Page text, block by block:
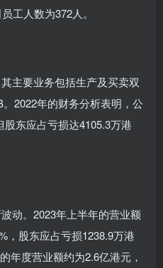
工人数为372人。
主要业务包括生产及买卖双
2022年的财务分析表明，公
东应占亏损达4105.3万港
动。2023年上半年的营业额
，股东应占亏损1238.9万港
年度营业额约为2.6亿港元，